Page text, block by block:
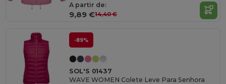
A partir de:
9,89 €14,40 €
-89%
SOL'S 01437
WAVE WOMEN Colete Leve Para Senhora